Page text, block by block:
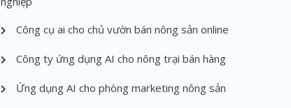
Công cụ ai cho chủ vườn bán nông sản online
Công ty ứng dụng AI cho nông trại bán hàng
Ứng dụng AI cho phòng marketing nông sản